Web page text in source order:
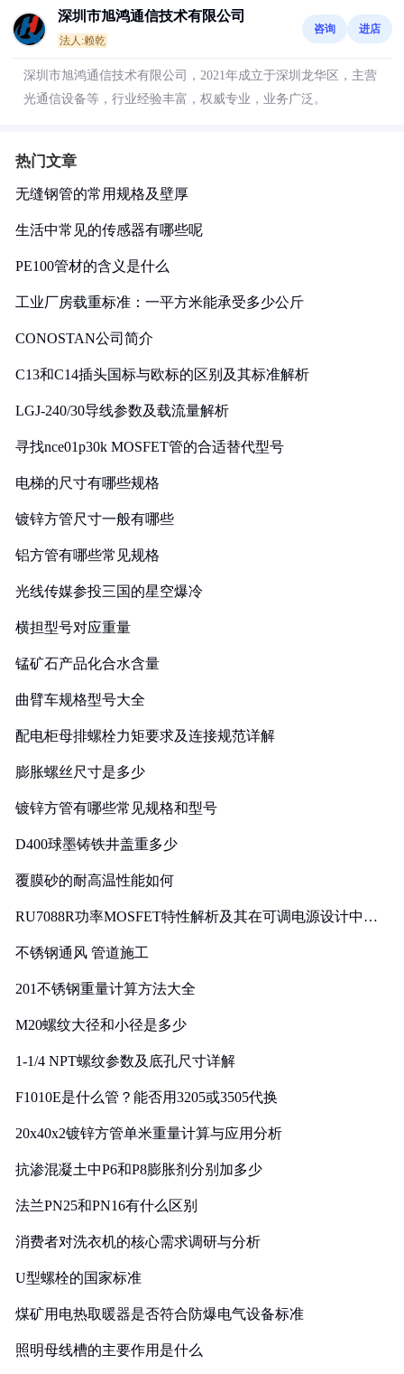
深圳市旭鸿通信技术有限公司
法人:赖乾
咨询 进店
深圳市旭鸿通信技术有限公司，2021年成立于深圳龙华区，主营
光通信设备等，行业经验丰富，权威专业，业务广泛。
热门文章
无缝钢管的常用规格及壁厚
生活中常见的传感器有哪些呢
PE100管材的含义是什么
工业厂房载重标准：一平方米能承受多少公斤
CONOSTAN公司简介
C13和C14插头国标与欧标的区别及其标准解析
LGJ-240/30导线参数及载流量解析
寻找nce01p30k MOSFET管的合适替代型号
电梯的尺寸有哪些规格
镀锌方管尺寸一般有哪些
铝方管有哪些常见规格
光线传媒参投三国的星空爆冷
横担型号对应重量
锰矿石产品化合水含量
曲臂车规格型号大全
配电柜母排螺栓力矩要求及连接规范详解
膨胀螺丝尺寸是多少
镀锌方管有哪些常见规格和型号
D400球墨铸铁井盖重多少
覆膜砂的耐高温性能如何
RU7088R功率MOSFET特性解析及其在可调电源设计中的
不锈钢通风 管道施工
201不锈钢重量计算方法大全
M20螺纹大径和小径是多少
1-1/4 NPT螺纹参数及底孔尺寸详解
F1010E是什么管？能否用3205或3505代换
20x40x2镀锌方管单米重量计算与应用分析
抗渗混凝土中P6和P8膨胀剂分别加多少
法兰PN25和PN16有什么区别
消费者对洗衣机的核心需求调研与分析
U型螺栓的国家标准
煤矿用电热取暖器是否符合防爆电气设备标准
照明母线槽的主要作用是什么